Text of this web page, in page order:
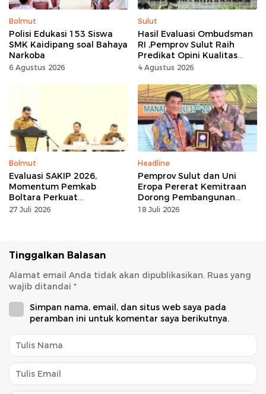
Bolmut
Polisi Edukasi 153 Siswa
SMK Kaidipang soal Bahaya
Narkoba
6 Agustus 2026
Sulut
Hasil Evaluasi Ombudsman
RI ,Pemprov Sulut Raih
Predikat Opini Kualitas
Tinggi Tanpa
4 Agustus 2026
Bolmut
Evaluasi SAKIP 2026,
Momentum Pemkab
Boltara Perkuat
Akuntabilitas dan Kinerja
27 Juli 2026
Headline
Pemprov Sulut dan Uni
Eropa Pererat Kemitraan
Dorong Pembangunan
Berkelanjutan
18 Juli 2026
Tinggalkan Balasan
Alamat email Anda tidak akan dipublikasikan. Ruas yang
wajib ditandai *
Simpan nama, email, dan situs web saya pada
peramban ini untuk komentar saya berikutnya.